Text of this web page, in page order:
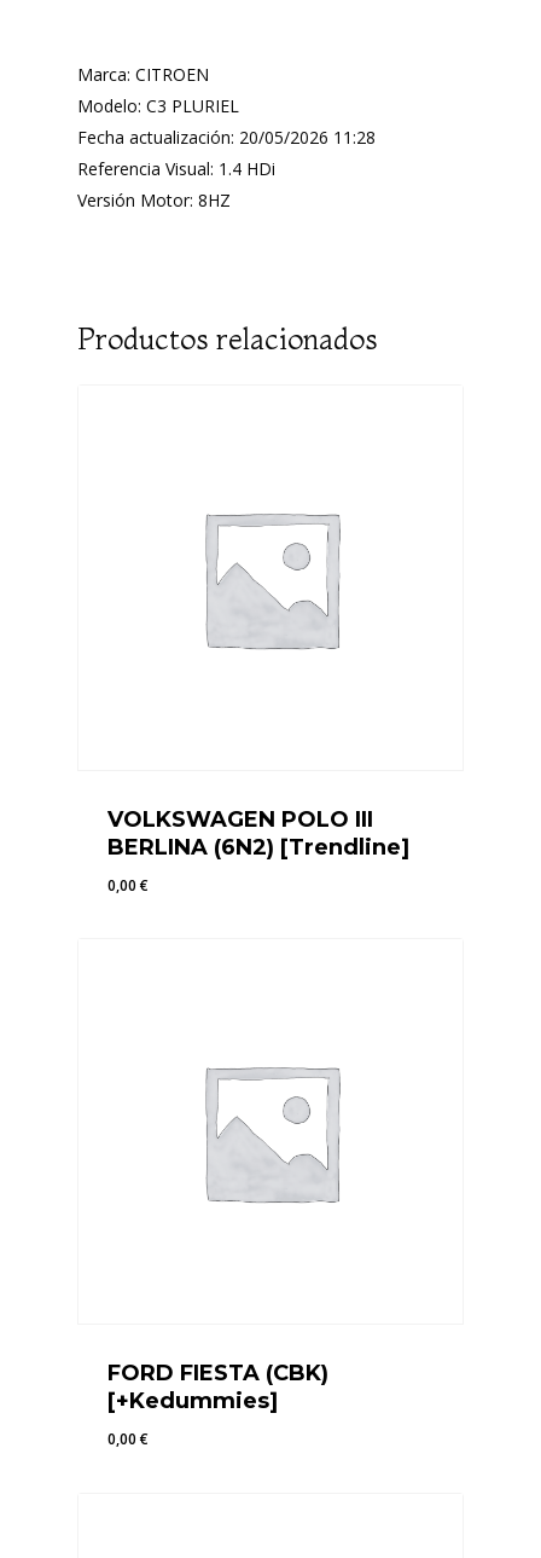
Marca: CITROEN
Modelo: C3 PLURIEL
Fecha actualización: 20/05/2026 11:28
Referencia Visual: 1.4 HDi
Versión Motor: 8HZ
Productos relacionados
VOLKSWAGEN POLO III
BERLINA (6N2) [Trendline]
0,00€
FORD FIESTA (CBK)
[+Kedummies]
0,00€